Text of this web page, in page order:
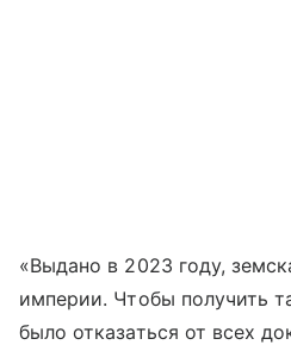
«Выдано в 2023 году,
империи. Чтобы получить
было отказаться от всех